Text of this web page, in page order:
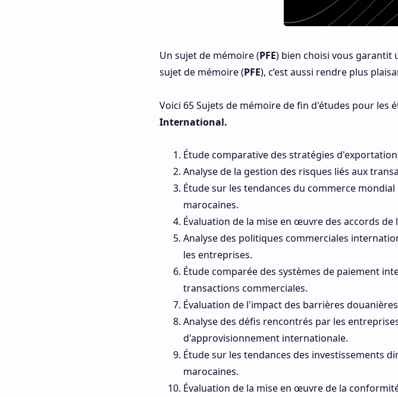
Un sujet de mémoire (PFE) bien choisi vous garantit
sujet de mémoire (PFE), c’est aussi rendre plus
Voici 65 Sujets de mémoire de fin d'études pour les
International.
Étude comparative des stratégies
Analyse de la gestion des risques liés aux
Étude sur les tendances du commerce
marocaines.
Évaluation de la mise en œuvre des accords
Analyse des politiques commerciales
les entreprises.
Étude comparée des systèmes de paiement
transactions commerciales.
Évaluation de l'impact des barrières
Analyse des défis rencontrés par les
d'approvisionnement internationale.
Étude sur les tendances des investissements
marocaines.
Évaluation de la mise en œuvre de la